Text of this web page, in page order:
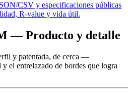
CSV y especificaciones públicas
R-value y vida útil.
— Producto y detalle
y patentada, de cerca —
el entrelazado de bordes que logra